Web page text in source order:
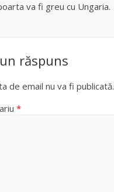
va fi greu cu Ungaria.
răspuns
de email nu va fi publicată.
*